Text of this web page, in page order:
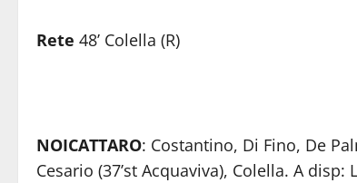
Rete 48’ Colella (R)
NOICATTARO: Costantino, Di Fino, De
Cesario (37’st Acquaviva), Colella. A